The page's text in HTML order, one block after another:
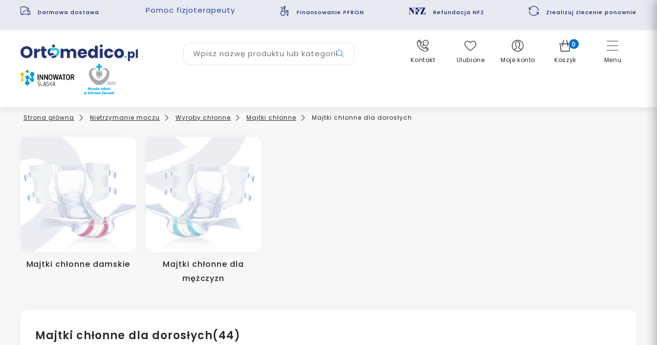
Darmowa dostawa Pomoc fizjoterapeuty Finansowanie PFRON Refundacja NFZ Zrealizuj zlecenie ponownie
Menu
Wpisz nazwę produktu lub kategorii
Kontakt Ulubione Moje konto
0
Koszyk
Strona główna Nietrzymanie moczu Wyroby chłonne Majtki chłonne Majtki chłonne dla dorosłych
Majtki chłonne damskie
Majtki chłonne dla
mężczyzn
Majtki chłonne dla dorosłych(44)